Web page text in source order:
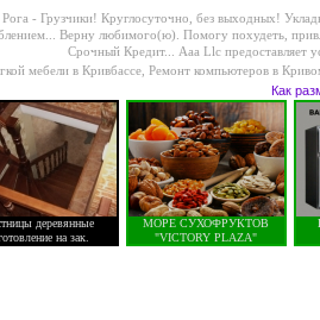
Рога -Грузчики! Круглосуточно, без выходных!
Верну любимого(ю). Помогу похудеть,
Cрочный Кредит... Aaa Llc предоставляет
мебели в Кривбассе Ремонт компьютеров в
Как
деревянные
на зак.
МОРЕ СУХОФРУКТОВ
"VICTORY PLAZA"